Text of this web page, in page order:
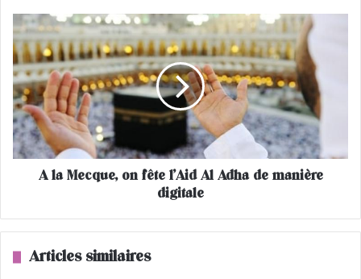
e
t
h
è
m
e
d
e
è
l
a
M
e
c
q
u
e
A la Mecque, on fête l’Aid Al Adha de manière
digitale
Articles similaires